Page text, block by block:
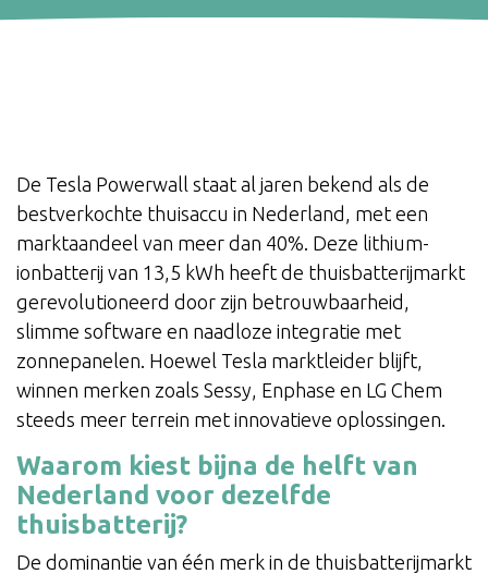
De Tesla Powerwall staat al jaren bekend als de
bestverkochte thuisaccu in Nederland, met een
marktaandeel van meer dan 40%. Deze lithium-
ionbatterij van 13,5 kWh heeft de thuisbatterijmarkt
gerevolutioneerd door zijn betrouwbaarheid,
slimme software en naadloze integratie met
zonnepanelen. Hoewel Tesla marktleider blijft,
winnen merken zoals Sessy, Enphase en LG Chem
steeds meer terrein met innovatieve oplossingen.
Waarom kiest bijna de helft van
Nederland voor dezelfde
thuisbatterij?
De dominantie van één merk in de thuisbatterijmarkt